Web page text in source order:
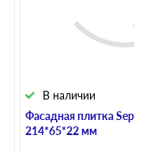
Фасадная плитка Sepia
214*65*22 мм
В наличии